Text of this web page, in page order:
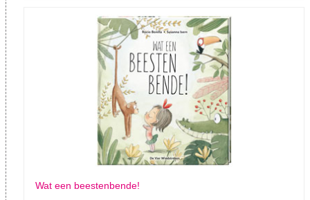
Wat een beestenbende!